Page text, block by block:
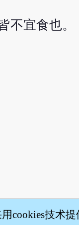
不宜食也。
cookies技术